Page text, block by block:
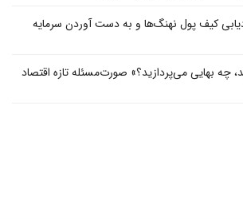
کیف پول‌ نهنگ‌ها و به دست آوردن سرمایه
چه بهایی می‌پردازید؟» صورت‌مسئله تازه اقتصاد